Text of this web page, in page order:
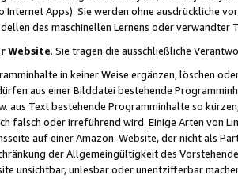
Internet Apps). Sie werden ohne ausdrückliche
des maschinellen Lernens oder
Website. Sie tragen die ausschließliche
in keiner Weise ergänzen, löschen
aus einer Bilddatei bestehende
aus Text bestehende Programminhalte so
falsch oder irreführend wird. Einige Arten von
auf einer Amazon-Website, der nicht als
der Allgemeingültigkeit des
unsichtbar, unlesbar oder unentzifferbar